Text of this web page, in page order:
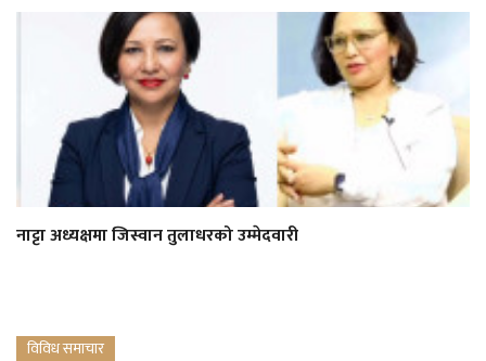
नाट्टा अध्यक्षमा जिस्वान तुलाधरको उम्मेदवारी
विविध समाचार